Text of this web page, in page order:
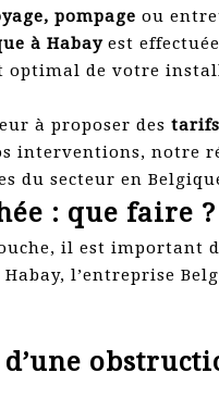
pompage ou
à Habay est
de votre
à proposer des
interventions, notre
du secteur en
: que faire ?
il est
l’entreprise